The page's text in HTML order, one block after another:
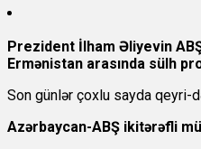
Prezident İlham Əliyevin
Ermənistan arasında sülh
Son günlər çoxlu sayda qeyri-
Azərbaycan-ABŞ ikitərəfli